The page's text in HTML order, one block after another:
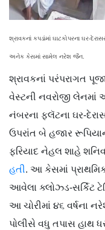
શ્રાવકનાં કપડાંમાં ઘાટકોપરના ઘર-
અનેક કેસમાં સામેલ નરેશ જૈન.
શ્રાવકનાં પરંપરાગત
વેસ્ટની નવરોજી લેનમાં
નંબરના ફ્લૅટના ઘર-
ઉપરાંત બે હજાર
ફરિયાદ નેહલ શાહે
હતી. આ કેસમાં
આવેલા ક્લોઝ્ડ-સર્કિટ
આ ચોરીમાં ૪૬ વર્ષના
પોલીસે વધુ તપાસ હાથ